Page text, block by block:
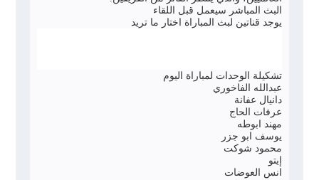
البث المباشر سيعمل قبل اللقاء
يوجد قناتين لبث المباراة اختار ما تريد
تشكيلة الوحدات لمباراة اليوم
عبدالله الفاخوري
دانيال عفانة
عرفات الحاج
مهند ابوطه
يوسف ابو جزر
محمود شوكت
إيتو
انس العوضات